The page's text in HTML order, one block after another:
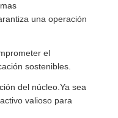
una operación
el
sostenibles.
del núcleo.Ya sea
valioso para